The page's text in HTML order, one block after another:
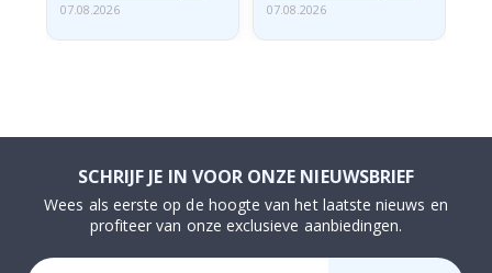
07.08.2026
07.08.2026
SCHRIJF JE IN VOOR ONZE NIEUWSBRIEF
Wees als eerste op de hoogte van het laatste nieuws en
profiteer van onze exclusieve aanbiedingen.